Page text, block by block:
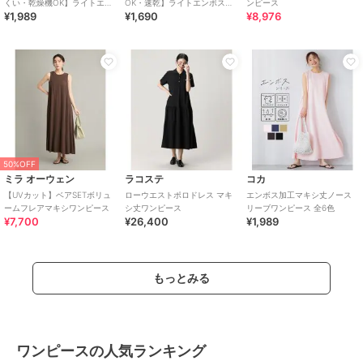
くい・乾燥機OK】ライトエン
ボスマキシロールアップワン
¥1,989
OK・速乾】ライトエンボスマ
キシワンピース 全2色
¥1,690
ンピース
¥8,976
50%OFF
ミラ オーウェン
【UVカット】ベアSETボリュ
ームフレアマキシワンピース
¥7,700
ラコステ
ローウエストポロドレス マキ
シ丈ワンピース
¥26,400
コカ
エンボス加工マキシ丈ノース
リーブワンピース 全6色
¥1,989
もっとみる
ワンピースの人気ランキング